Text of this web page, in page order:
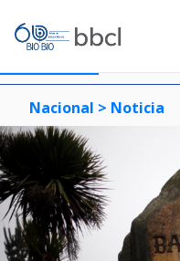
Nacional > Noticia